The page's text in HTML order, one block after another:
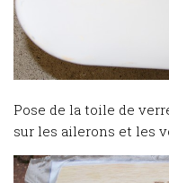
Pose de la toile de
sur les ailerons et les